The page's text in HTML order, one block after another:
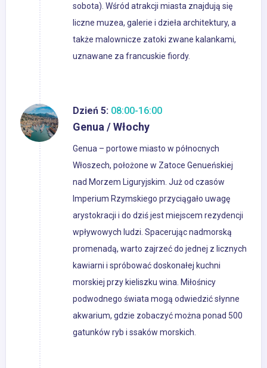
sobota). Wśród atrakcji miasta znajdują się
liczne muzea, galerie i dzieła architektury, a
także malownicze zatoki zwane kalankami,
uznawane za francuskie fiordy.
Dzień 5: 08:00-16:00
Genua / Włochy
Genua – portowe miasto w północnych
Włoszech, położone w Zatoce Genueńskiej
nad Morzem Liguryjskim. Już od czasów
Imperium Rzymskiego przyciągało uwagę
arystokracji i do dziś jest miejscem rezydencji
wpływowych ludzi. Spacerując nadmorską
promenadą, warto zajrzeć do jednej z licznych
kawiarni i spróbować doskonałej kuchni
morskiej przy kieliszku wina. Miłośnicy
podwodnego świata mogą odwiedzić słynne
akwarium, gdzie zobaczyć można ponad 500
gatunków ryb i ssaków morskich.